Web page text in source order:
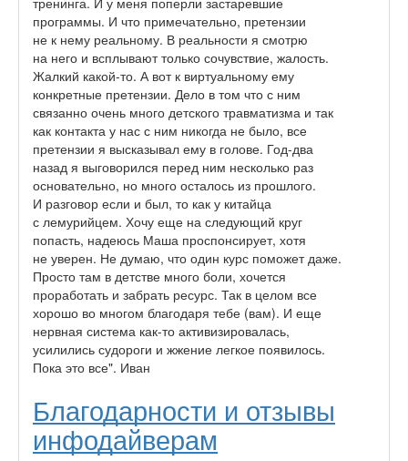
программы. И что примечательно, претензии
не к нему реальному. В реальности я смотрю
на него и всплывают только сочувствие, жалость.
Жалкий какой-то. А вот к виртуальному ему
конкретные претензии. Дело в том что с ним
связанно очень много детского травматизма и так
как контакта у нас с ним никогда не было, все
претензии я высказывал ему в голове. Год-два
назад я выговорился перед ним несколько раз
основательно, но много осталось из прошлого.
И разговор если и был, то как у китайца
с лемурийцем. Хочу еще на следующий круг
попасть, надеюсь Маша проспонсирует, хотя
не уверен. Не думаю, что один курс поможет даже.
Просто там в детстве много боли, хочется
проработать и забрать ресурс. Так в целом все
хорошо во многом благодаря тебе (вам). И еще
нервная система как-то активизировалась,
усилились судороги и жжение легкое появилось.
Пока это все". Иван
Благодарности и отзывы
инфодайверам